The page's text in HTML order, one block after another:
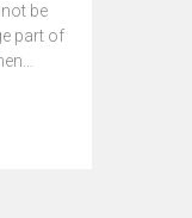
be
part of